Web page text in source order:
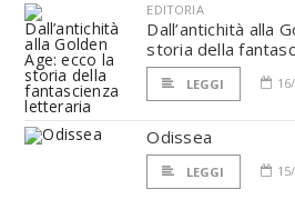
EDITORIA
Dall’antichità alla
storia della
LEGGI
Odissea
LEGGI